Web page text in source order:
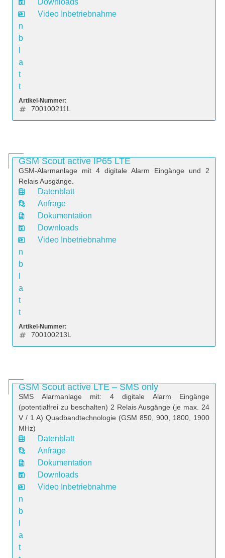
t
e
n
b
a
t
t
Downloads
Video Inbetriebnahme
Artikel-Nummer:
700100211L
GSM Scout active IP65 LTE
GSM-Alarmanlage mit 4 digitale Alarm Eingänge und 2
Relais Ausgänge.
D
a
t
e
n
b
a
t
t
Datenblatt
Anfrage
Dokumentation
Downloads
Video Inbetriebnahme
Artikel-Nummer:
700100213L
GSM Scout active LTE – SMS only
SMS Alarmanlage mit: 4 digitale Alarm Eingänge
(potentialfrei zu beschalten) 2 Relais Ausgänge (je max. 24
V / 1 A) Quadbandtechnologie (GSM 850, 900, 1800, 1900
MHz)
D
a
t
e
n
b
a
t
Datenblatt
Anfrage
Dokumentation
Downloads
Video Inbetriebnahme